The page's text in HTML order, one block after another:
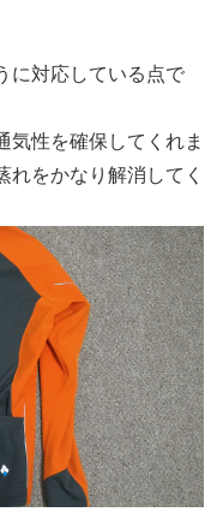
に対応している点で
気性を確保してくれま
をかなり解消してく